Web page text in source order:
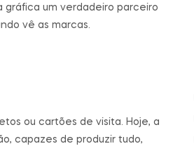
gráfica um verdadeiro parceiro
vê as marcas.
ou cartões de visita. Hoje, a
capazes de produzir tudo,